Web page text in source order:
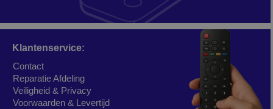
Klantenservice:
Contact
Reparatie Afdeling
Veiligheid & Privacy
Voorwaarden & Levertijd